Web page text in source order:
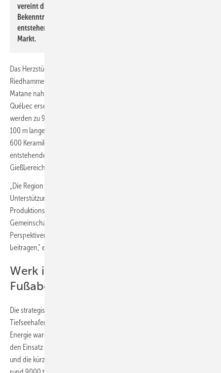
vereint die Anlage modernste Technologie mit einem klaren
Bekenntnis zu verantwortungsvoller Produktion. Hier
entstehen Badezimmerlösungen für den nordamerikanischen
Markt.
Das Herzstück des Werks bilden elektrische Rollenöfen von
Riedhammer, einer Tochter der SACMI-Gruppe. Duravit nutzt in
Matane nahezu vollständig erneuerbare Energie: Wasserkraft aus
Québec ersetzt fossile Brennstoffe, die elektrischen Rollenöfen
werden zu 99,6 % aus regenerativen Quellen betrieben. Die rund
100 m langen Anlagen ermöglichen eine tägliche Kapazität von über
600 Keramikstücken, die bei 1260 °C gebrannt werden. Die
entstehende Prozesswärme wird zudem für Trocknung und
Gießbereiche zurückgeführt.
„Die Region Matane hat uns von Anfang an mit großem Vertrauen und
Unterstützung begleitet. Dieses Werk ist für uns mehr als ein
Produktionsstandort: Es ist ein gemeinsames Projekt mit der lokalen
Gemeinschaft. Wir möchten langfristig Arbeitsplätze schaffen, die
Perspektiven bieten, und aktiv zur wirtschaftlichen Entwicklung
beitragen,“ erklärt Christian Gilles, Werksleiter Duravit Kanada.
Werk in Kanada reduziert CO
Fußabdruck um 9000 t
Die strategische Lage am Sankt-Lorenz-Strom mit Zugang zu einem
Tiefseehafen sowie die Verfügbarkeit sauberer, kostengünstiger
Energie waren entscheidende Faktoren für die Standortwahl. Durch
den Einsatz von Wasserkraft aus Québec anstelle fossiler Brennstoffe
und die kürzeren Transportwege werden die CO